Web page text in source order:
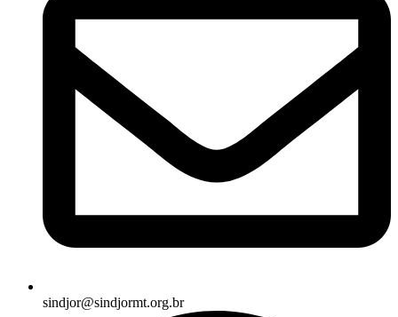
sindjor@sindjormt.org.br